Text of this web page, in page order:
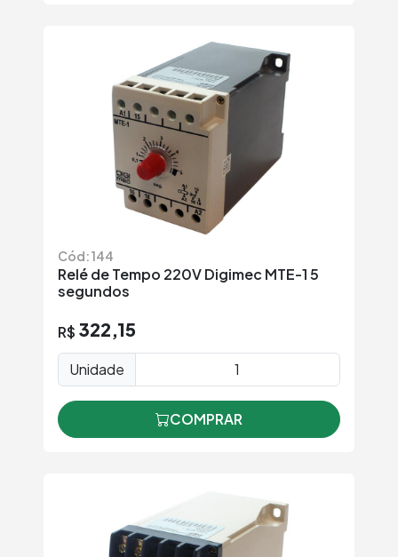
Cód: 144
Relé de Tempo 220V Digimec MTE-1 5
segundos
R$ 322,15
Unidade
COMPRAR